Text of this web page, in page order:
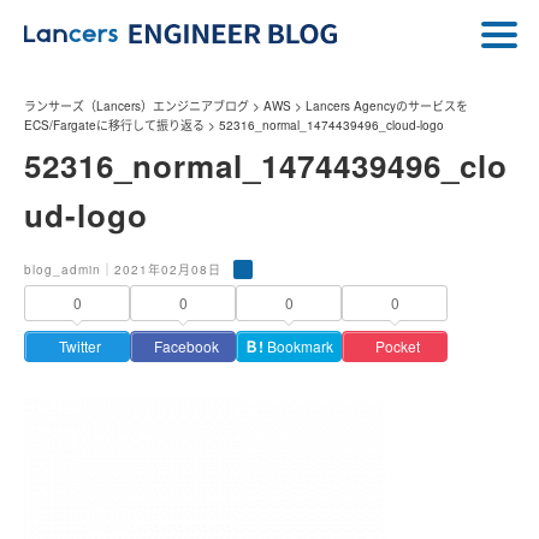
ランサーズ（Lancers）エンジニアブログ > AWS > Lancers Agencyのサービスを
ECS/Fargateに移行して振り返る > 52316_normal_1474439496_cloud-logo
52316_normal_1474439496_clo
ud-logo
blog_admin｜2021年02月08日
0
Twitter
0
Facebook
0
Ｂ! Bookmark
0
Pocket